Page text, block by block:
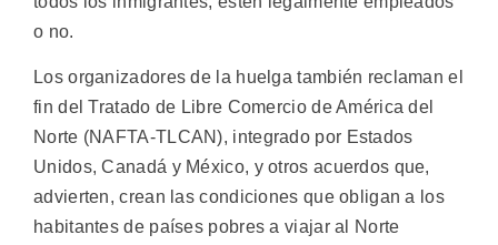
o no.
Los organizadores de la huelga también reclaman el
fin del Tratado de Libre Comercio de América del
Norte (NAFTA-TLCAN), integrado por Estados
Unidos, Canadá y México, y otros acuerdos que,
advierten, crean las condiciones que obligan a los
habitantes de países pobres a viajar al Norte